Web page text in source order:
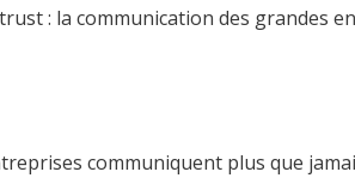
: la communication des grandes
communiquent plus que